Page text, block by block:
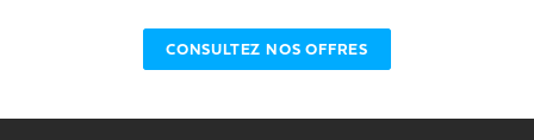
CONSULTEZ NOS OFFRES